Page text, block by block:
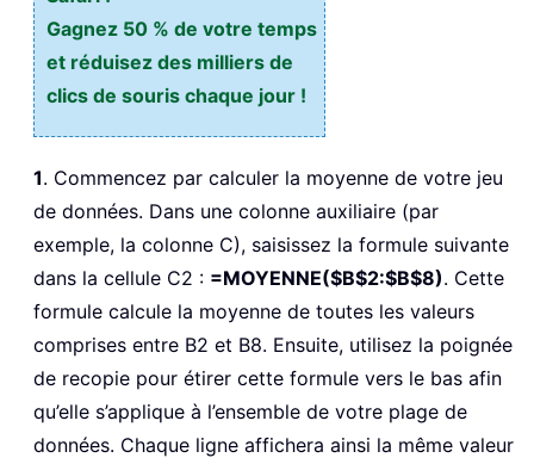
Gagnez 50 % de votre temps
et réduisez des milliers de
clics de souris chaque jour !
1. Commencez par calculer la moyenne de votre jeu
de données. Dans une colonne auxiliaire (par
exemple, la colonne C), saisissez la formule suivante
dans la cellule C2 : =MOYENNE($B$2:$B$8). Cette
formule calcule la moyenne de toutes les valeurs
comprises entre B2 et B8. Ensuite, utilisez la poignée
de recopie pour étirer cette formule vers le bas afin
qu’elle s’applique à l’ensemble de votre plage de
données. Chaque ligne affichera ainsi la même valeur